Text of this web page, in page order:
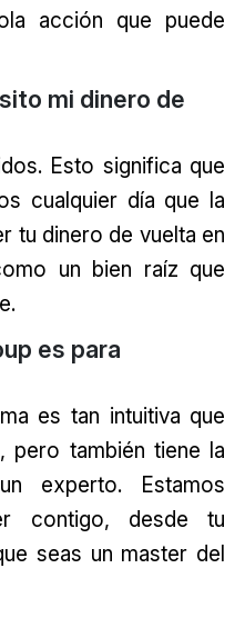
acción que puede
mi dinero de
Esto significa que
cualquier día que la
tu dinero de vuelta en
un bien raíz que
es para
es tan intuitiva que
pero también tiene la
experto. Estamos
contigo, desde tu
seas un master del